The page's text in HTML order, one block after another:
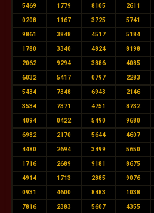
5469 1779 8105 2611
0208 1167 3725 5741
9861 3848 4517 5184
1780 3340 4824 8198
2062 9294 3886 4085
6032 5417 0797 2283
5434 7348 6943 2146
3534 7371 4751 8732
4094 0422 5490 9680
6982 2170 5644 4607
4480 2694 3499 5650
1716 2689 9181 8675
4914 1713 2885 9076
0931 4600 8483 1038
7816 2383 5607 4355